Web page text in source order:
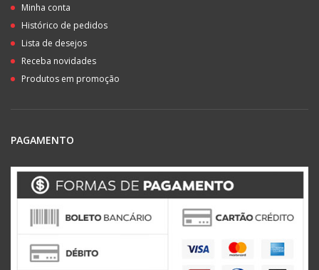
Minha conta
Histórico de pedidos
Lista de desejos
Receba novidades
Produtos em promoção
PAGAMENTO